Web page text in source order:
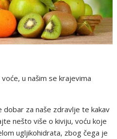
u našim se krajevima
dobar za naše zdravlje te kakav
nešto više o kiviju, voću koje
ugljikohidrata, zbog čega je